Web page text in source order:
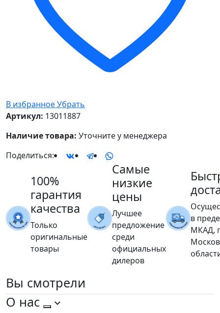
В избранноеУбрать
Артикул: 13011887
Наличие товара: Уточните у менеджера
Поделиться:
100%
гарантия
качества
Только
оригинальные
товары
Самые
низкие
цены
Лучшее
предложение
среди
официальных
дилеров
в
МКАД,
Вы смотрели
О нас